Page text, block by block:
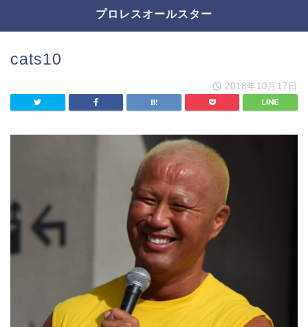
プロレスオールスター
cats10
2018年10月17日